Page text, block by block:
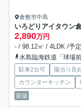
倉敷市中島
いろどりアイタウン
2,890万円
- / 98.12㎡ / 4LDK /予定
水島臨海鉄道「球場
駐車2台可 陽当り良
カウンターキッチン
新築